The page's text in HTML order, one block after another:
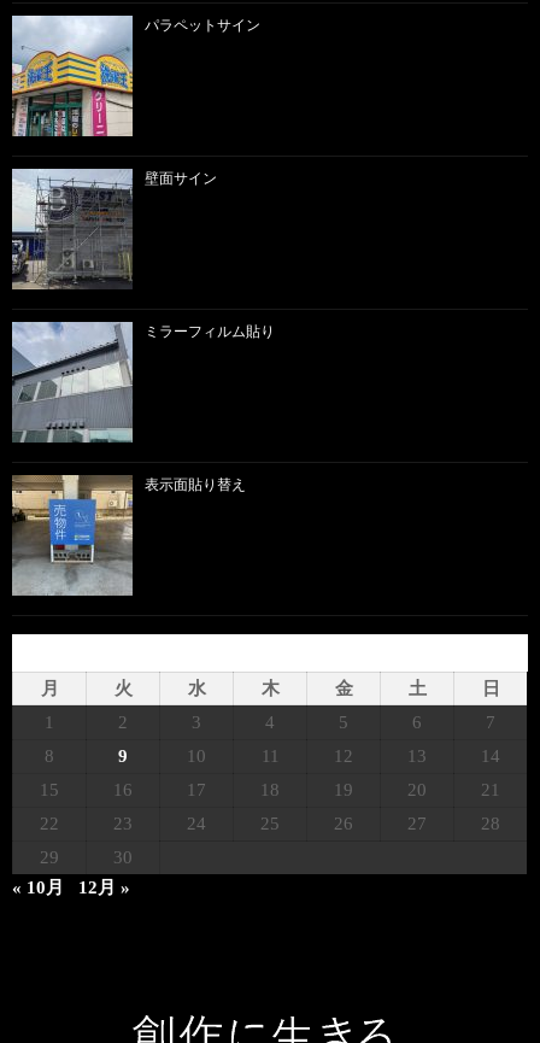
パラペットサイン
壁面サイン
ミラーフィルム貼り
表示面貼り替え
月
火 水 木 金 土
日
1
2 3 4 5 6
7
8
9 10 11 12 13
14
15
16 17 18 19 20
21
22
23 24 25 26 27
28
29
30
« 10月
12月 »